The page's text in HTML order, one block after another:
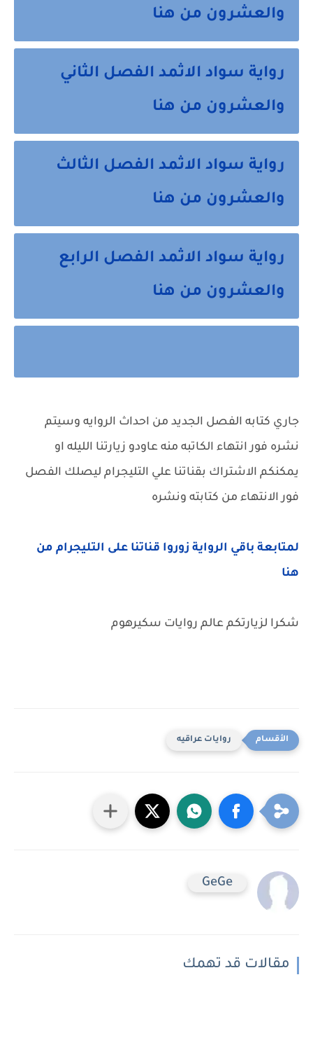
والعشرون من هنا
رواية سواد الاثمد الفصل الثاني
والعشرون من هنا
رواية سواد الاثمد الفصل الثالث
والعشرون من هنا
رواية سواد الاثمد الفصل الرابع
والعشرون من هنا
جاري كتابه الفصل الجديد من احداث الروايه وسيتم
نشره فور انتهاء الكاتبه منه عاودو زيارتنا الليله او
يمكنكم الاشتراك بقناتنا علي التليجرام ليصلك الفصل
فور الانتهاء من كتابته ونشره
لمتابعة باقي الرواية زوروا قناتنا على التليجرام من
هنا
شكرا لزيارتكم عالم روايات سكيرهوم
روايات عراقيه
GeGe
مقالات قد تهمك